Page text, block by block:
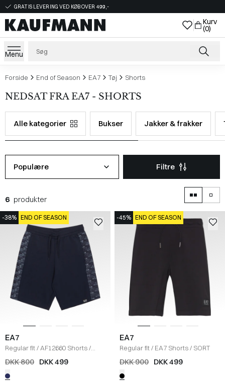
GRATIS LEVERING VED KØB OVER 499,-
Kurv
(0)
Menu
Forside End of Season EA7 Tøj Shorts
NEDSAT FRA EA7 - SHORTS
Alle kategorier Bukser Jakker & frakker
Populære Filtre
6 produkter
-38% END OF SEASON
EA7
Regular fit/ AF12660 Shorts/
NAVY
DKK 800 DKK 499
-45% END OF SEASON
EA7
Regular fit/ EA7 Shorts/ SORT
DKK 900 DKK 499